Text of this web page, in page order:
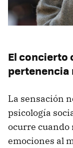
El concierto
pertenencia
La sensación
psicología
ocurre cuando
emociones al